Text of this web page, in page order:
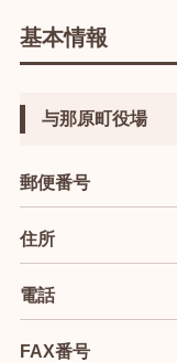
基本情報
与那原町役場
郵便番号
住所
電話
FAX番号